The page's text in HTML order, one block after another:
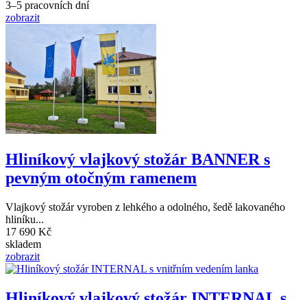
3–5 pracovních dní
zobrazit
Hliníkový vlajkový stožár BANNER s
pevným otočným ramenem
Vlajkový stožár vyroben z lehkého a odolného, šedě lakovaného
hliníku...
17 690 Kč
skladem
zobrazit